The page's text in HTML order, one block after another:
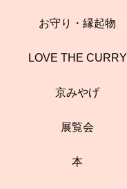
お守り・縁起物
LOVE THE CURRY
京みやげ
展覧会
本